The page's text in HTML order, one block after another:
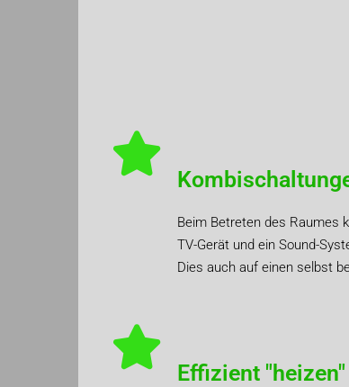
Beim Betreten des Raumes
TV-Gerät und ein Sound-
Dies auch auf einen selbst
Effizient "heizen"